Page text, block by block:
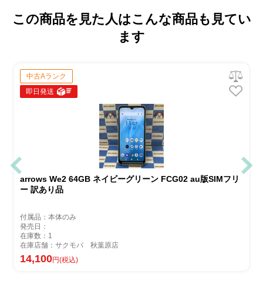
この商品を見た人はこんな商品も見てい
ます
中古Aランク
即日発送
arrows We2 64GB ネイビーグリーン FCG02 au版SIMフリ
ー 訳あり品
付属品：本体のみ
発売日：
在庫数：1
在庫店舗：サクモバ 秋葉原店
14,100円(税込)